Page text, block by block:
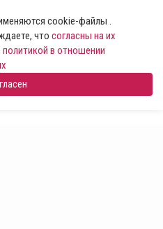
cookie-файлы .
что согласны на их
политикой в отношении